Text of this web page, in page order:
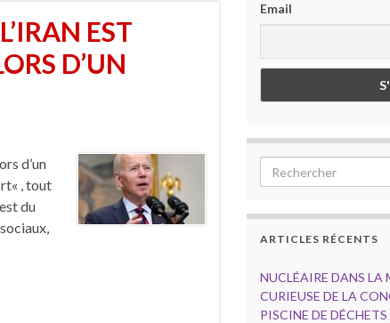
EST
D’UN
d’un
, tout
du
Email
Search for:
ARTICLES RÉCENTS
NUCLÉAIRE DANS LA
CURIEUSE DE LA
PISCINE DE DÉCHETS